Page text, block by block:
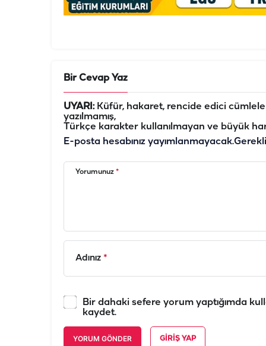
Bir Cevap Yaz
UYARI:Küfür, hakaret, rencide edici
yazılmamış,
Türkçe karakter kullanılmayan ve büyük
E-posta hesabınız yayımlanmayacak.
Yorumunuz *
Adınız *
Bir dahaki sefere yorum yaptığımda
kaydet.
YORUM GÖNDER GIRIŞ YAP